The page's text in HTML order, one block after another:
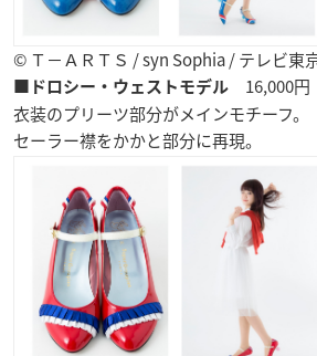
© Ｔ−ＡＲＴＳ / syn Sophia / テレビ東
■ドロシー・ウェストモデル
16,000円
衣装のプリーツ部分がメインモチーフ。
セーラー襟をかかと部分に再現。